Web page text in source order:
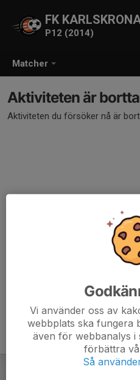
Matcher
FK
P12 (2014)
Aktiviteten är
Aktiviteten du försöker nå är
Vi använder oss av
webbplats ska fungera
även för webbanalys i
förbättra
Så